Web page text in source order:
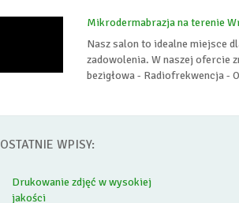
Mikrodermabrazja na terenie
Nasz salon to idealne miejsce
zadowolenia. W naszej ofercie
bezigłowa - Radiofrekwencja -
OSTATNIE WPISY:
Drukowanie zdjęć w wysokiej
jakości